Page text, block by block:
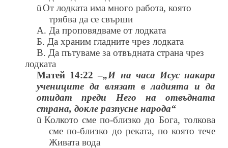
ü От лодката има много работа, която
трябва да се свърши
А. Да проповядваме от лодката
Б. Да храним гладните чрез лодката
В. Да пътуваме за отвъдната страна чрез
лодката
Матей 14:22 –„И на часа Исус накара
учениците да влязат в ладията и да
отидат преди Него на отвъдната
страна, докле разпусне народа“
ü Колкото сме по-близко до Бога, толкова
сме по-близко до реката, по която тече
Живата вода